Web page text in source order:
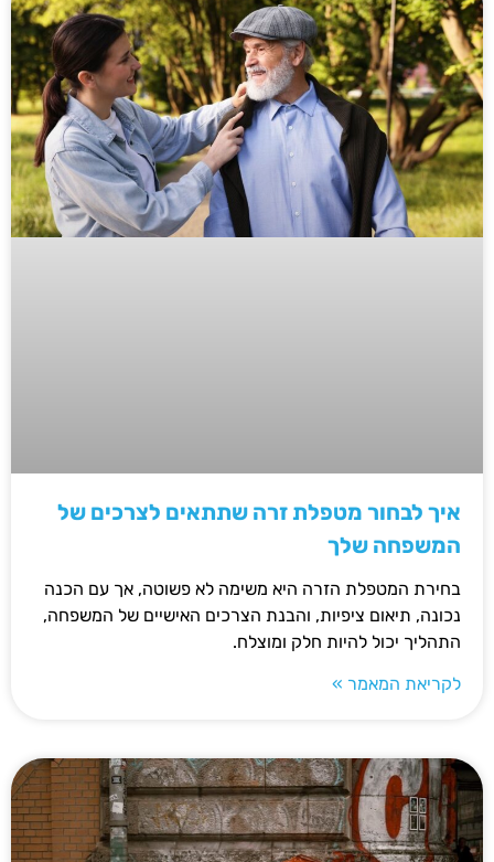
איך לבחור מטפלת זרה שתתאים לצרכים של
המשפחה שלך
בחירת המטפלת הזרה היא משימה לא פשוטה, אך עם הכנה
נכונה, תיאום ציפיות, והבנת הצרכים האישיים של המשפחה,
התהליך יכול להיות חלק ומוצלח.
לקריאת המאמר »